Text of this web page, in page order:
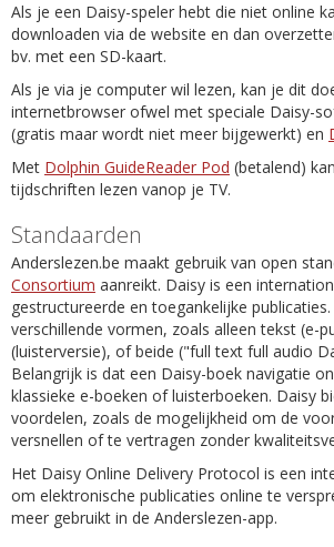
Als je een Daisy-speler hebt die niet online
downloaden via de website en dan
bv. met een SD-kaart.
Als je via je computer wil lezen, kan je dit
internetbrowser ofwel met speciale Daisy-
(gratis maar wordt niet meer bijgewerkt) en
Met Dolphin GuideReader Pod (betalend)
tijdschriften lezen vanop je TV.
Standaarden
Anderslezen.be maakt gebruik van open
Consortium aanreikt. Daisy is een
gestructureerde en toegankelijke
verschillende vormen, zoals alleen tekst (e-
(luisterversie), of beide ("full text full audio
Belangrijk is dat een Daisy-boek navigatie
klassieke e-boeken of luisterboeken. Daisy
voordelen, zoals de mogelijkheid om de
versnellen of te vertragen zonder
Het Daisy Online Delivery Protocol is een
om elektronische publicaties online te
meer gebruikt in de Anderslezen-app.